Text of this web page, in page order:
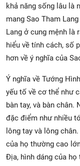
khả năng sống lâu là
mang Sao Tham
Lang ở cung mệnh là
hiểu về tính cách, số
hơn về ý nghĩa của
Ý nghĩa về Tướng
yếu tố về cơ thể như
bàn tay, và bàn chân.
đặc điểm như nhiều
lông tay và lông
của họ thường cao
Địa, hình dáng của